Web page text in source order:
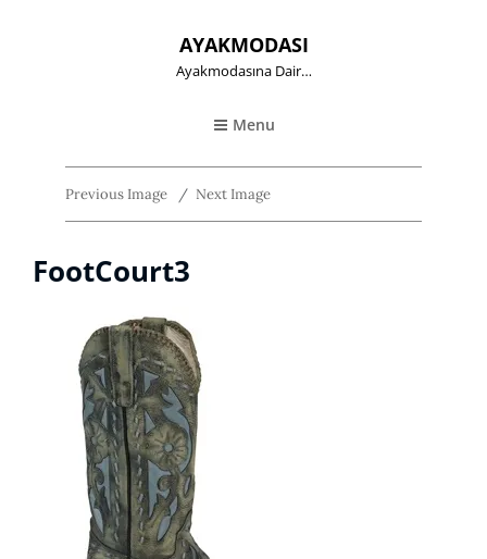
AYAKMODASI
Ayakmodasına Dair…
Menu
Previous Image Next Image
FootCourt3